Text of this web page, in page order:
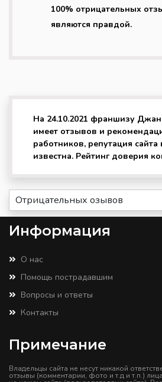
100% отрицательных
являются правдой.
На 24.10.2021 франшизу
имеет отзывов и
работников, репутация сайта
известна. Рейтинг доверия
Отрицательных озывов
Информация
О нас
Помощь пострадавшим
Вопросы и ответы
Контакты
Примечание
Владельцы сайта не несут никакой
отзывы (комментарии, фото и т.д и т.п.)